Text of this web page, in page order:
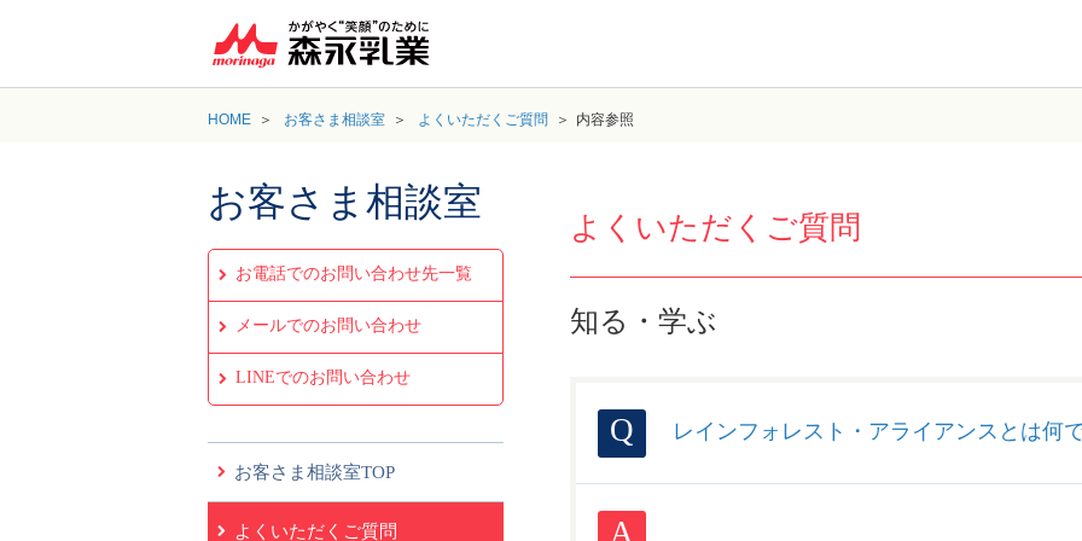
HOME お客さま相談室 よくいただくご質問 内容参照
お客さま相談室
お電話でのお問い合わせ先一覧
メールでのお問い合わせ
LINEでのお問い合わせ
お客さま相談室TOP
よくいただくご質問
よくいただくご質問
知る・学ぶ
レインフォレスト・アライアンスとは何